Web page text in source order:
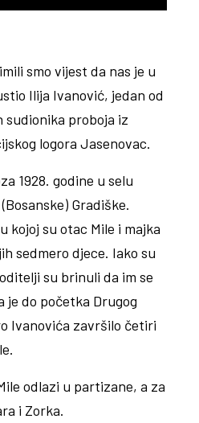
smo vijest da nas je u
Ilija Ivanović, jedan od
sudionika proboja iz
logora Jasenovac.
1928. godine u selu
Gradiške.
kojoj su otac Mile i majka
sedmero djece. Iako su
su brinuli da im se
je do početka Drugog
Ivanovića završilo četiri
odlazi u partizane, a za
i Zorka.